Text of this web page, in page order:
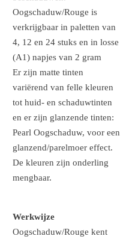
Oogschaduw/Rouge is
verkrijgbaar in paletten van
4, 12 en 24 stuks en in losse
(A1) napjes van 2 gram
Er zijn matte tinten
variërend van felle kleuren
tot huid- en schaduwtinten
en er zijn glanzende tinten:
Pearl Oogschaduw, voor een
glanzend/parelmoer effect.
De kleuren zijn onderling
mengbaar.
Werkwijze
Oogschaduw/Rouge kent